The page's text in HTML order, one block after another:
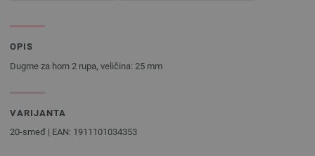
OPIS
Dugme za horn 2 rupa, veličina: 25 mm
VARIJANTA
20-smeđ | EAN: 1911101034353